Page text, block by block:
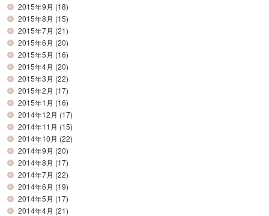
2015年9月 (18)
2015年8月 (15)
2015年7月 (21)
2015年6月 (20)
2015年5月 (16)
2015年4月 (20)
2015年3月 (22)
2015年2月 (17)
2015年1月 (16)
2014年12月 (17)
2014年11月 (15)
2014年10月 (22)
2014年9月 (20)
2014年8月 (17)
2014年7月 (22)
2014年6月 (19)
2014年5月 (17)
2014年4月 (21)